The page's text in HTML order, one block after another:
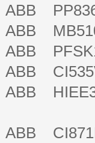
ABB
ABB
ABB
ABB
ABB
ABB